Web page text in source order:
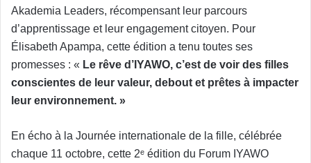
Akademia Leaders, récompensant leur parcours
d’apprentissage et leur engagement citoyen. Pour
Élisabeth Apampa, cette édition a tenu toutes ses
promesses : « Le rêve d’IYAWO, c’est de voir des filles
conscientes de leur valeur, debout et prêtes à impacter
leur environnement. »
En écho à la Journée internationale de la fille, célébrée
chaque 11 octobre, cette 2ᵉ édition du Forum IYAWO